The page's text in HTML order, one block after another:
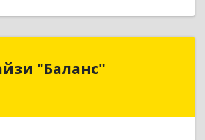
"Баланс"
1С: Франчайзи "Баланс"
край, Минусинск г,